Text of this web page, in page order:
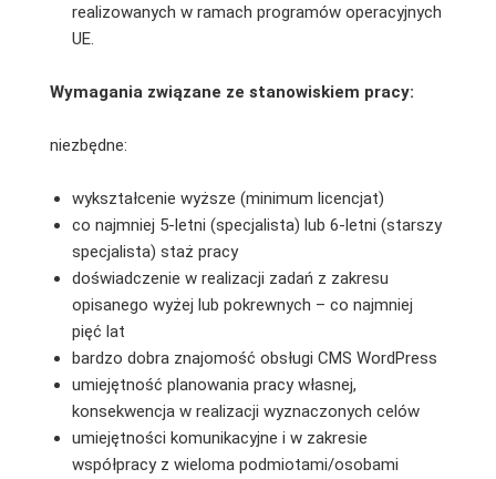
realizowanych w ramach programów operacyjnych
UE.
Wymagania związane ze stanowiskiem pracy:
niezbędne:
wykształcenie wyższe (minimum licencjat)
co najmniej 5-letni (specjalista) lub 6-letni (starszy
specjalista) staż pracy
doświadczenie w realizacji zadań z zakresu
opisanego wyżej lub pokrewnych – co najmniej
pięć lat
bardzo dobra znajomość obsługi CMS WordPress
umiejętność planowania pracy własnej,
konsekwencja w realizacji wyznaczonych celów
umiejętności komunikacyjne i w zakresie
współpracy z wieloma podmiotami/osobami